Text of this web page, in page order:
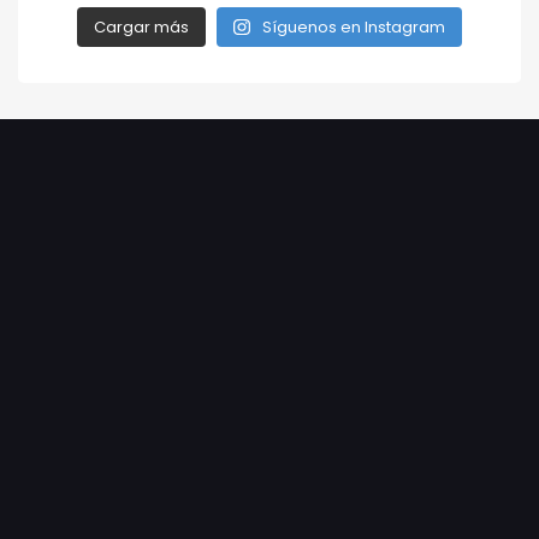
Cargar más Síguenos en Instagram